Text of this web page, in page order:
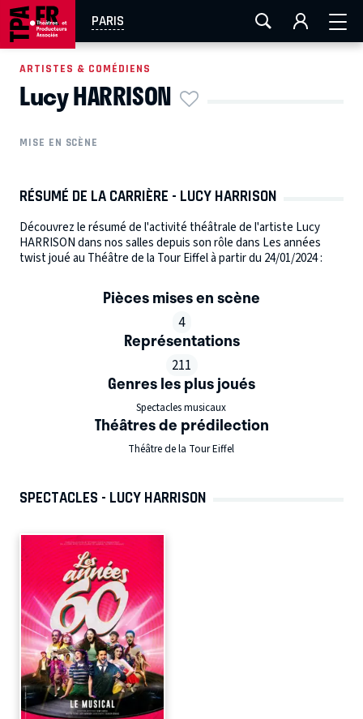
PARIS
AIX-MARSEILLE LA ROCHELLE
EN TOURNÉE
ARTISTES & COMÉDIENS
Lucy HARRISON
MISE EN SCÈNE
RÉSUMÉ DE LA CARRIÈRE - LUCY HARRISON
Découvrez le résumé de l'activité théâtrale de l'artiste Lucy
HARRISON dans nos salles depuis son rôle dans Les années
twist joué au Théâtre de la Tour Eiffel à partir du 24/01/2024 :
Pièces mises en scène
4
Représentations
211
Genres les plus joués
Spectacles musicaux
Théâtres de prédilection
Théâtre de la Tour Eiffel
SPECTACLES - LUCY HARRISON